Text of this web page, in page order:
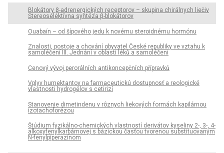
Blokátory β-adrenergických receptorov – skupina chirálnych liečiv
Stereoselektívna syntéza β-blokátorov
Ouabaín – od šípového jedu k novému steroidnému hormónu
Znalosti, postoje a chování obyvatel České republiky ve vztahu k
samoléčení III. Jednání v oblasti léků a samoléčení
Cenový vývoj perorálních antikoncepčních přípravků
Vplyv humektantov na farmaceutickú dostupnosť a reologické
vlastnosti hydrogélov s cetirizí
Stanovenie dimetindenu v rôznych liekových formách kapilárnou
izotachoforézou
Štúdium fyzikálno-chemických vlastností derivátov kyseliny 2-, 3-, 4-
alkoxyfenylkarbámovej s bázickou časťou tvorenou substituovaným
N-fenylpiperazínom